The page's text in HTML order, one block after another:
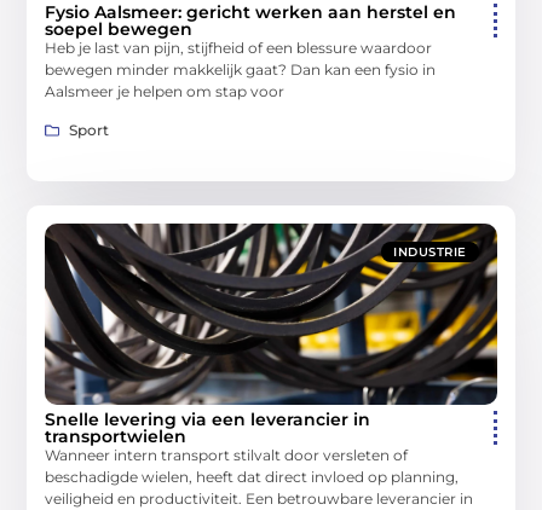
Fysio Aalsmeer: gericht werken aan herstel en
soepel bewegen
Heb je last van pijn, stijfheid of een blessure waardoor
bewegen minder makkelijk gaat? Dan kan een fysio in
Aalsmeer je helpen om stap voor
Sport
INDUSTRIE
Snelle levering via een leverancier in
transportwielen
Wanneer intern transport stilvalt door versleten of
beschadigde wielen, heeft dat direct invloed op planning,
veiligheid en productiviteit. Een betrouwbare leverancier in